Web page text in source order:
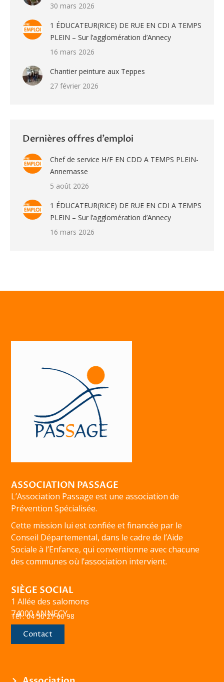
30 mars 2026
1 ÉDUCATEUR(RICE) DE RUE EN CDI A TEMPS
PLEIN – Sur l’agglomération d’Annecy
16 mars 2026
Chantier peinture aux Teppes
27 février 2026
Dernières offres d’emploi
Chef de service H/F EN CDD A TEMPS PLEIN-
Annemasse
5 août 2026
1 ÉDUCATEUR(RICE) DE RUE EN CDI A TEMPS
PLEIN – Sur l’agglomération d’Annecy
16 mars 2026
ASSOCIATION PASSAGE
L’Association Passage est une association de
Prévention Spécialisée.
Cette mission lui est confiée et financée par le
Conseil Départemental, dans le cadre de l’Aide
Sociale à l’Enfance, qui conventionne avec chacune
des communes où l’association intervient.
SIÈGE SOCIAL
1 Allée des salomons
74000 ANNECY
Tél : 04 50 27 60 98
Contact